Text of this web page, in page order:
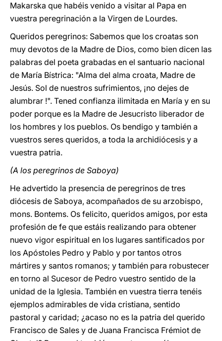
Makarska que habéis venido a visitar al Papa en
vuestra peregrinación a la Virgen de Lourdes.
Queridos peregrinos: Sabemos que los croatas son
muy devotos de la Madre de Dios, como bien dicen las
palabras del poeta grabadas en el santuario nacional
de María Bístrica: "Alma del alma croata, Madre de
Jesús. Sol de nuestros sufrimientos, ¡no dejes de
alumbrar !". Tened confianza ilimitada en María y en su
poder porque es la Madre de Jesucristo liberador de
los hombres y los pueblos. Os bendigo y también a
vuestros seres queridos, a toda la archidiócesis y a
vuestra patria.
(A los peregrinos de Saboya)
He advertido la presencia de peregrinos de tres
diócesis de Saboya, acompañados de su arzobispo,
mons. Bontems. Os felicito, queridos amigos, por esta
profesión de fe que estáis realizando para obtener
nuevo vigor espiritual en los lugares santificados por
los Apóstoles Pedro y Pablo y por tantos otros
mártires y santos romanos; y también para robustecer
en torno al Sucesor de Pedro vuestro sentido de la
unidad de la Iglesia. También en vuestra tierra tenéis
ejemplos admirables de vida cristiana, sentido
pastoral y caridad; ¿acaso no es la patria del querido
Francisco de Sales y de Juana Francisca Frémiot de